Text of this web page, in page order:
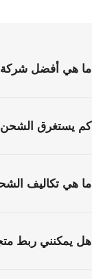
ما هي أفضل شركة
كم يستغرق الشحن
ما هي تكاليف
هل يمكنني ربط